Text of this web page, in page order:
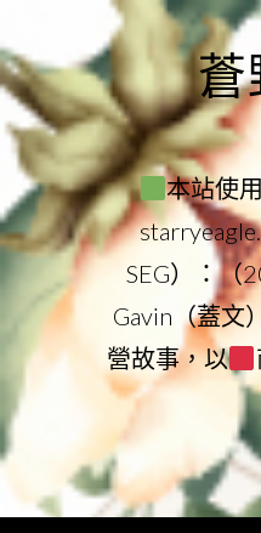
to
content
蒼
本站使
SEG）：（
Gavin（蓋文）
營故事，以